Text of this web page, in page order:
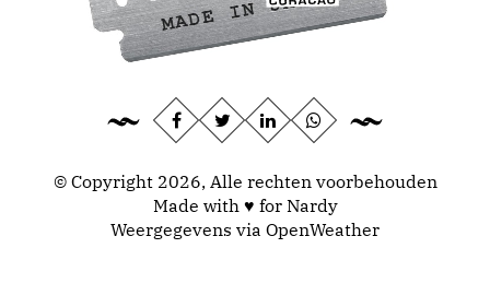
© Copyright 2026, Alle rechten voorbehouden
Made with ♥ for Nardy
Weergegevens via OpenWeather